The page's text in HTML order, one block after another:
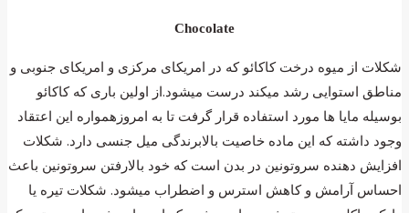
Chocolate
شکلات از میوه درخت کاکائو که در امریکای مرکزی و امریکای جنوبی و
مناطق استوایی رشد میکند درست میشود.از اولین باری که کاکائو
بوسیله مایا ها مورد استفاده قرار گرفت تا به امروزهمواره این اعتقاد
وجود داشته که این ماده خاصیت بالابرندگی میل جنسی دارد. شکلات
افزایش دهنده سروتونین در بدن است که خود بالارفتن سروتونین باعث
احساس آرامش و کاهش استرس و اضطراب میشود. شکلات تیره یا